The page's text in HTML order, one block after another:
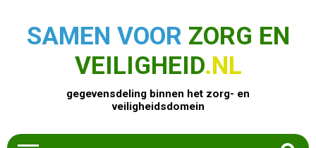
SAMEN VOOR ZORG EN
VEILIGHEID.NL
gegevensdeling binnen het zorg- en
veiligheidsdomein